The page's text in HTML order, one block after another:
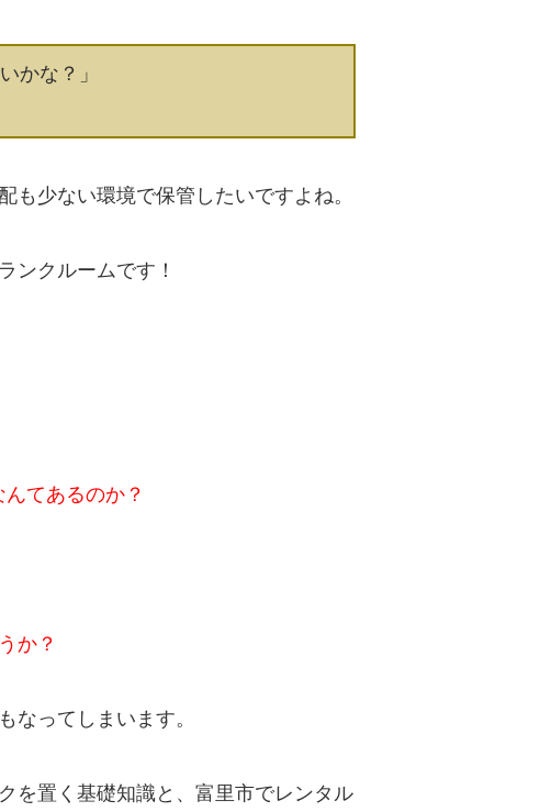
かな？」
も少ない環境で保管したいですよね。
ンクルームです！
てあるのか？
か？
なってしまいます。
を置く基礎知識と、富里市でレンタル